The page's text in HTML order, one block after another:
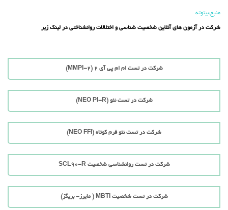
منبع:بیتوته
شرکت در آزمون های آنلاین شخصیت شناسی و اختلالات روانشناختی در لینک زیر
شرکت در تست ام ام پی آی 2 (MMPI-2)
شرکت در تست نئو (NEO PI-R)
شرکت در تست نئو فرم کوتاه (NEO FFI)
شرکت در تست روانشناسی شخصیت SCL90-R
شرکت در تست شخصیت MBTI ( مایرز- بریگز)